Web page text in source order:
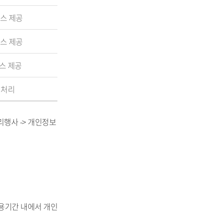
제공
제공
제공
리
행사 -> 개인정보
기간 내에서 개인